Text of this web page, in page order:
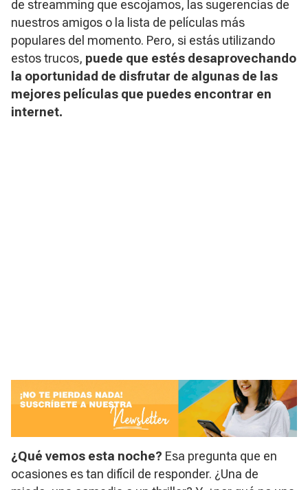
de streamming que escojamos, las sugerencias de
nuestros amigos o la lista de películas más
populares del momento. Pero, si estás utilizando
estos trucos, puede que estés desaprovechando
la oportunidad de disfrutar de algunas de las
mejores películas que puedes encontrar en
internet.
¿Qué vemos esta noche? Esa pregunta que en
ocasiones es tan difícil de responder. ¿Una de